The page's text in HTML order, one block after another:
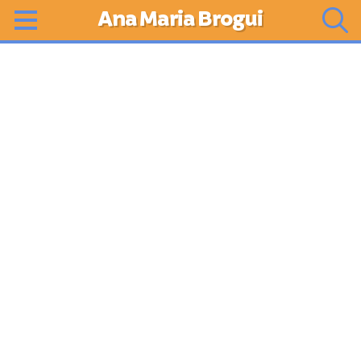
Ana Maria Brogui